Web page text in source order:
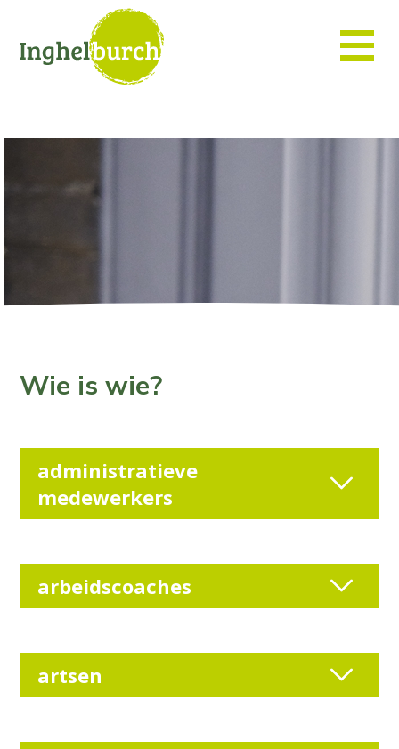
Wie is wie?
administratieve
medewerkers
arbeidscoaches
artsen